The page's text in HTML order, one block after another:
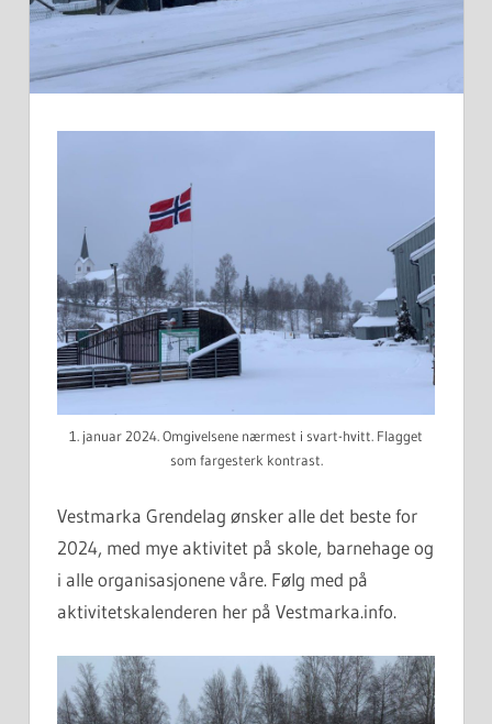
1. januar 2024. Omgivelsene nærmest i svart-hvitt. Flagget
som fargesterk kontrast.
Vestmarka Grendelag ønsker alle det beste for
2024, med mye aktivitet på skole, barnehage og
i alle organisasjonene våre. Følg med på
aktivitetskalenderen her på Vestmarka.info.